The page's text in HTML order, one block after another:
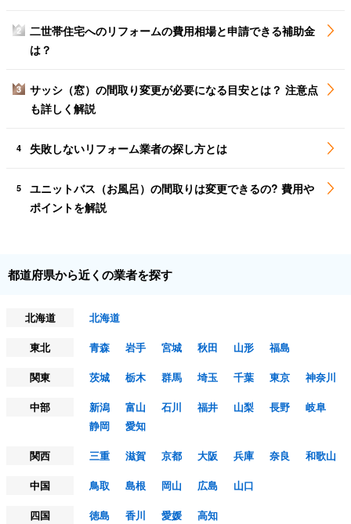
2
二世帯住宅へのリフォームの費用相場と申請できる補助金
は？
3
サッシ（窓）の間取り変更が必要になる目安とは？ 注意点
も詳しく解説
4 失敗しないリフォーム業者の探し方とは
5
ユニットバス（お風呂）の間取りは変更できるの? 費用や
ポイントを解説
都道府県から近くの業者を探す
北海道
北海道
東北
青森 岩手 宮城 秋田 山形
福島
関東
茨城 栃木 群馬 埼玉 千葉 東京
神奈川
中部
新潟 富山 石川 福井 山梨 長野
岐阜
静岡
愛知
関西
三重 滋賀 京都 大阪 兵庫 奈良
和歌山
中国
鳥取 島根 岡山 広島
山口
四国
徳島 香川 愛媛
高知